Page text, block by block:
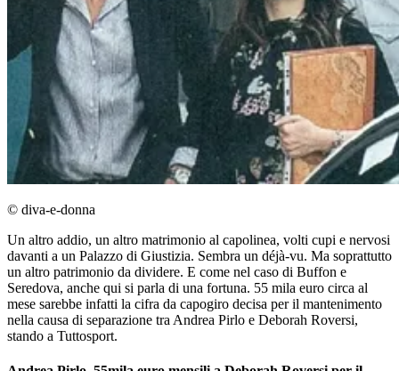
© diva-e-donna
Un altro addio, un altro matrimonio al capolinea, volti cupi e nervosi
davanti a un Palazzo di Giustizia. Sembra un déjà-vu. Ma soprattutto
un altro patrimonio da dividere. E come nel caso di Buffon e
Seredova, anche qui si parla di una fortuna. 55 mila euro circa al
mese sarebbe infatti la cifra da capogiro decisa per il mantenimento
nella causa di separazione tra Andrea Pirlo e Deborah Roversi,
stando a Tuttosport.